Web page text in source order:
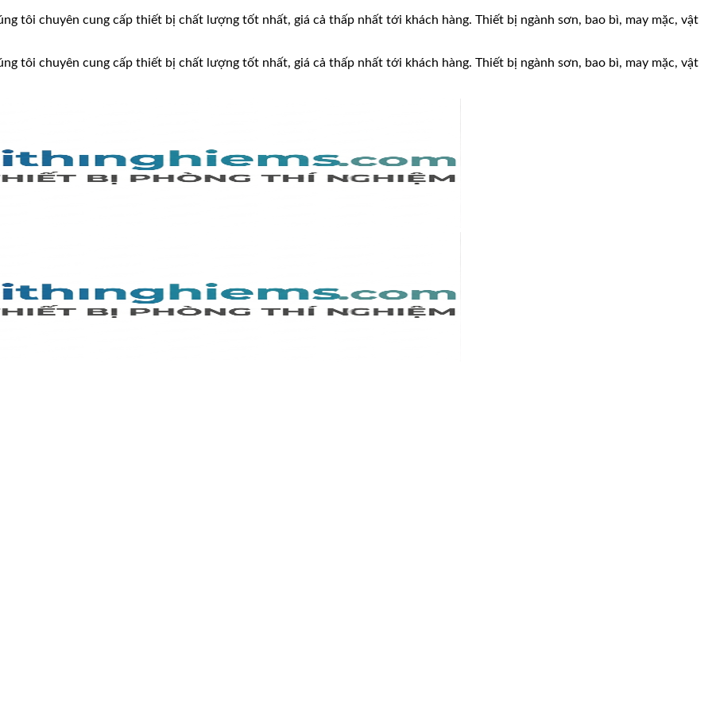
tôi chuyên cung cấp thiết bị chất lượng tốt nhất, giá cả thấp nhất tới khách hàng. Thiết bị ngành sơn, bao bì, may mặc, vật
tôi chuyên cung cấp thiết bị chất lượng tốt nhất, giá cả thấp nhất tới khách hàng. Thiết bị ngành sơn, bao bì, may mặc, vật